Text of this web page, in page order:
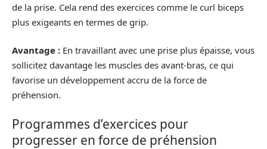
de la prise. Cela rend des exercices comme le curl biceps
plus exigeants en termes de grip.
Avantage : En travaillant avec une prise plus épaisse, vous
sollicitez davantage les muscles des avant-bras, ce qui
favorise un développement accru de la force de
préhension.
Programmes d’exercices pour
progresser en force de préhension